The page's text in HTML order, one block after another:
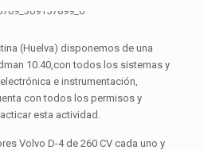
(Huelva) disponemos de una
10.40,con todos los sistemas y
e instrumentación,
con todos los permisos y
esta actividad.
Volvo D-4 de 260 CV cada uno y